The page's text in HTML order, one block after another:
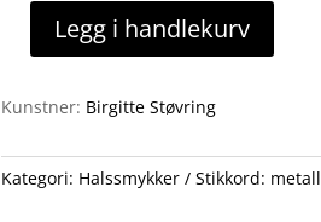
HalssmykkeLegg i handlekurv
Kunstner: Birgitte Støvring
Kategori: Halssmykker Stikkord: metall